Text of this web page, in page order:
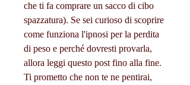
che ti fa comprare un sacco di cibo
spazzatura). Se sei curioso di scoprire
come funziona l'ipnosi per la perdita
di peso e perché dovresti provarla,
allora leggi questo post fino alla fine.
Ti prometto che non te ne pentirai,